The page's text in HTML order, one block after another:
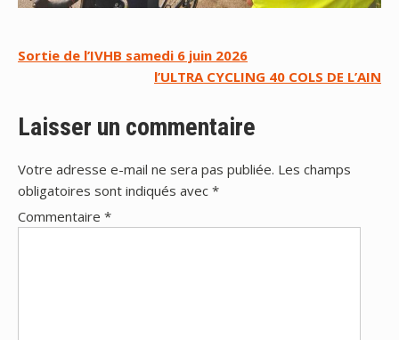
Navigation
l’article
Sortie de l’IVHB samedi 6 juin 2026
l’ULTRA CYCLING 40 COLS DE L’AIN
Laisser un commentaire
Votre adresse e-mail ne sera pas publiée. Les champs
obligatoires sont indiqués avec *
Commentaire *